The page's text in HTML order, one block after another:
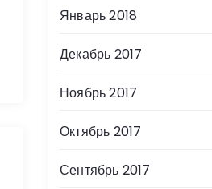
Январь 2018
Декабрь 2017
Ноябрь 2017
Октябрь 2017
Сентябрь 2017